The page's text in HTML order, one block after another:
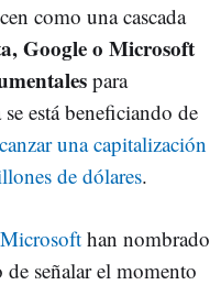
como una cascada
Google o Microsoft
para
está beneficiando de
una capitalización
de dólares.
han nombrado
señalar el momento